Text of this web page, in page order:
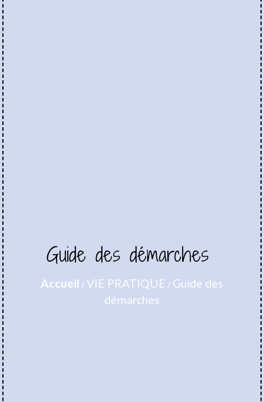
Guide des démarches
Accueil /VIE PRATIQUE / Guide des
démarches